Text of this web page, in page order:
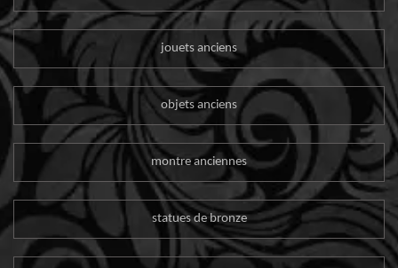
jouets anciens
objets anciens
montre anciennes
statues de bronze